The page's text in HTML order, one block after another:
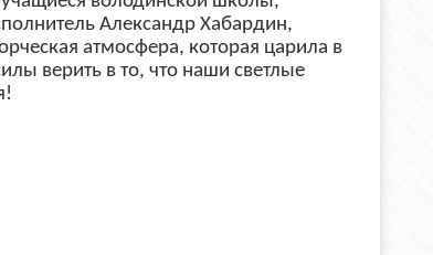
Александр Хабардин,
атмосфера, которая царила в
верить в то, что наши светлые